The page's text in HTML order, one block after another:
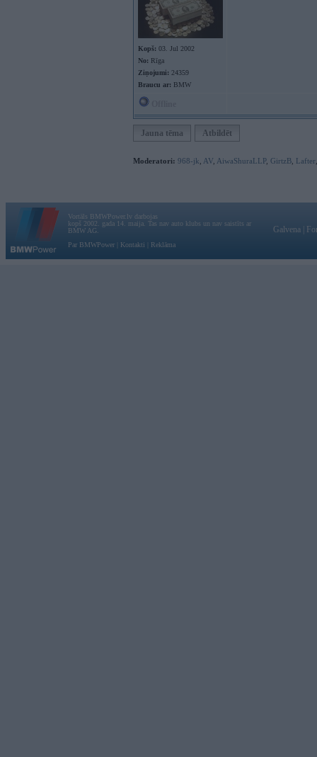
Kopš: 03. Jul 2002
No: Rīga
Ziņojumi: 24359
Braucu ar: BMW
Jauna tēma Atbildēt
Moderatori: 968-jk AV AiwaShuraLLP, GirtzB Lafter
Vortāls BMWPower.lv darbojas
kopš 2002. gada 14. maija. Tas nav auto klubs un nav saistīts ar
BMW AG.
Par BMWPower
Kontakti Reklāma
Galvena